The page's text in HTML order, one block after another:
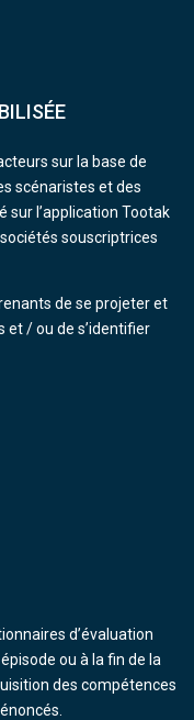
sur la base de
scénaristes et des
sur l’application Tootak
souscriptrices
de se projeter et
et / ou de s’identifier
d’évaluation
ou à la fin de la
des compétences